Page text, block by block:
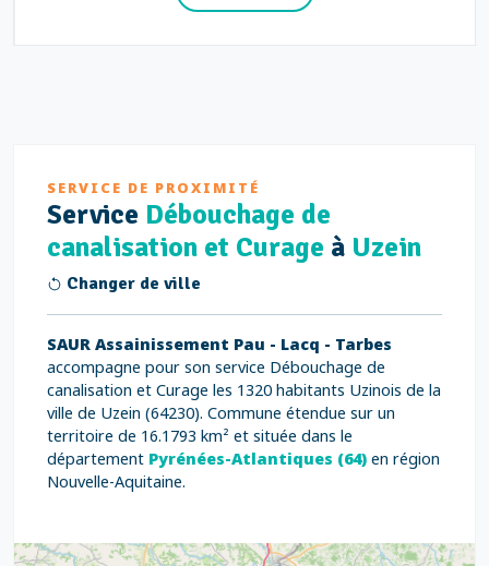
SERVICE DE PROXIMITÉ
Service Débouchage de
canalisation et Curage à Uzein
Changer de ville
SAUR Assainissement Pau - Lacq - Tarbes
accompagne pour son service Débouchage de
canalisation et Curage les 1320 habitants Uzinois de la
ville de Uzein (64230). Commune étendue sur un
territoire de 16.1793 km² et située dans le
département Pyrénées-Atlantiques (64) en région
Nouvelle-Aquitaine.